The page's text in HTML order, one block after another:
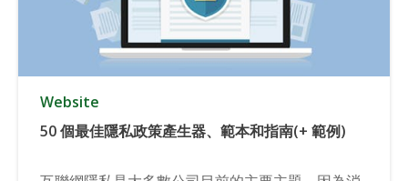
Website
50 個最佳隱私政策產生器、範本和指南(+ 範例)